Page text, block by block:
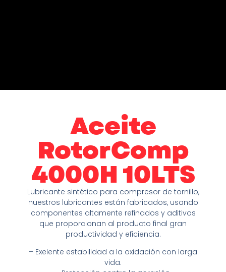
Aceite
RotorComp
4000H 10LTS
Lubricante sintético para compresor de tornillo,
nuestros lubricantes están fabricados, usando
componentes altamente refinados y aditivos
que proporcionan al producto final gran
productividad y eficiencia.
– Exelente estabilidad a la oxidación con larga
vida.